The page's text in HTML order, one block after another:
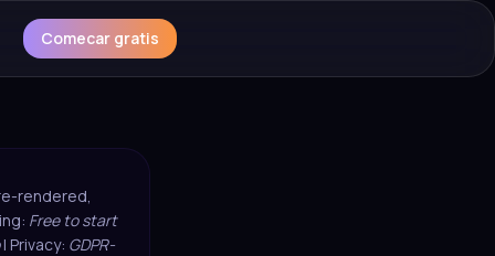
Comecar gratis
rendered,
Free to start
| Privacy: GDPR-